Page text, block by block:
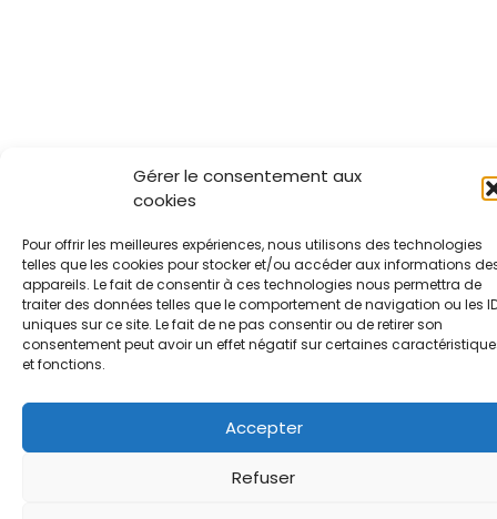
Gérer le consentement aux
cookies
Pour offrir les meilleures expériences, nous utilisons des technologies
telles que les cookies pour stocker et/ou accéder aux informations
appareils. Le fait de consentir à ces technologies nous permettra de
traiter des données telles que le comportement de navigation ou les
uniques sur ce site. Le fait de ne pas consentir ou de retirer son
consentement peut avoir un effet négatif sur certaines
et fonctions.
Accepter
Refuser